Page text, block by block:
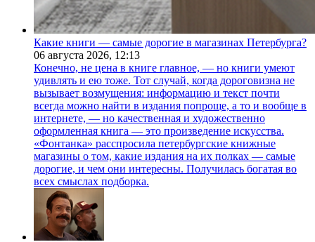
Какие книги — самые дорогие в магазинах Петербурга?
06 августа 2026, 12:13
Конечно, не цена в книге главное, — но книги умеют
удивлять и ею тоже. Тот случай, когда дороговизна не
вызывает возмущения: информацию и текст почти
всегда можно найти в издания попроще, а то и вообще в
интернете, — но качественная и художественно
оформленная книга — это произведение искусства.
«Фонтанка» расспросила петербургские книжные
магазины о том, какие издания на их полках — самые
дорогие, и чем они интересны. Получилась богатая во
всех смыслах подборка.